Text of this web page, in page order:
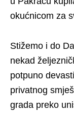
okućnicom za
Stižemo i do
nekad
potpuno
privatnog
grada preko